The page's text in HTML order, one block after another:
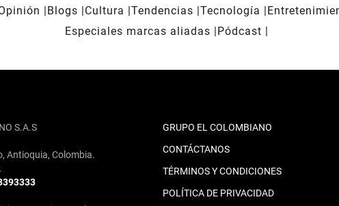
Blogs Cultura Tendencias Tecnología
Especiales marcas aliadas
Pódcast
S.A.S
Antioquia, Colombia.
GRUPO EL COLOMBIANO
CONTÁCTANOS
TÉRMINOS Y CONDICIONES
POLÍTICA DE PRIVACIDAD